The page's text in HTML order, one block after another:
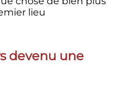
lieu
devenu une